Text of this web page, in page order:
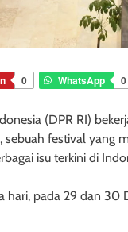
0 WhatsApp 0
(DPR RI)
festival yang
isu terkini di
hari, pada 29 dan